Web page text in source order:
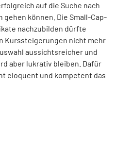
auf die Suche nach
können. Die Small-Cap-
nachzubilden dürfte
Kurssteiger­ungen nicht mehr
aussichtsreicher und
aber lukrativ bleiben. Dafür
eloquent und kompetent das